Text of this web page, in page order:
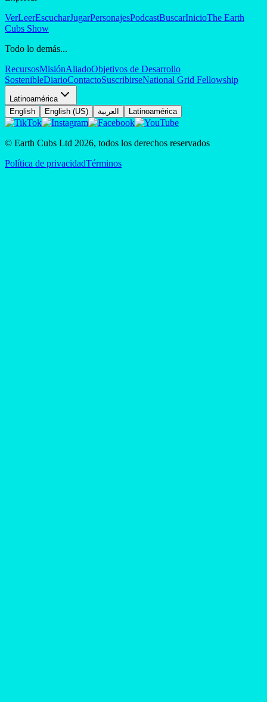
VerLeerEscucharJugarPersonajesPodcastBuscarInicioThe Earth
Cubs Show
Todo lo demás...
RecursosMisiónAliadoObjetivos de Desarrollo
SostenibleDiarioContactoSuscribirseNational Grid Fellowship
Latinoamérica
English
English (US) العربية Latinoamérica
© Earth Cubs Ltd 2026, todos los derechos reservados
Política de privacidadTérminos